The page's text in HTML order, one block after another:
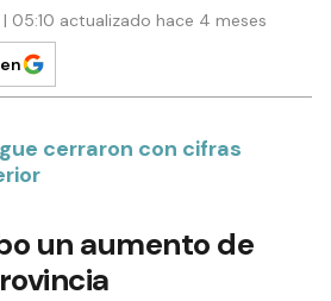
05:10 actualizado hace 4 meses
cerraron con cifras
un aumento de